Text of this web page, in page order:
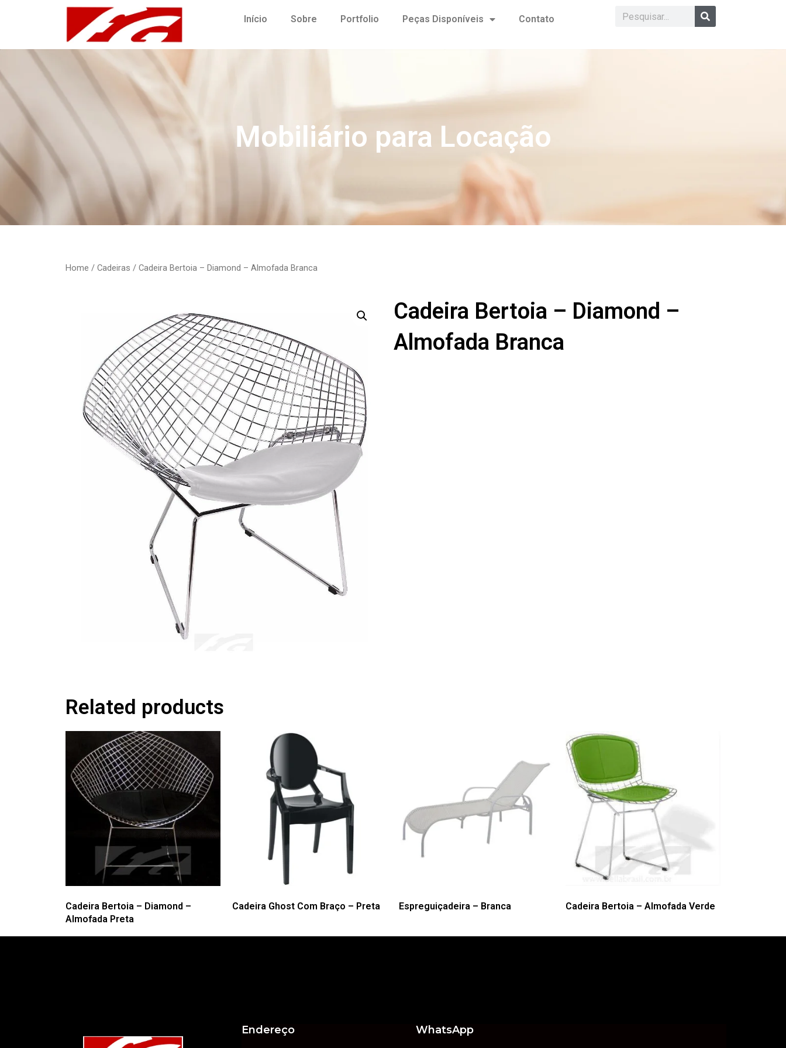
Início Sobre Portfolio Peças Disponíveis Contato
Mobiliário para Locação
Home / Cadeiras / Cadeira Bertoia – Diamond – Almofada Branca
Cadeira Bertoia – Diamond –
Almofada Branca
Related products
Cadeira Bertoia – Diamond –
Almofada Preta
Cadeira Ghost Com Braço – Preta Espreguiçadeira – Branca Cadeira Bertoia – Almofada Verde
Endereço WhatsApp